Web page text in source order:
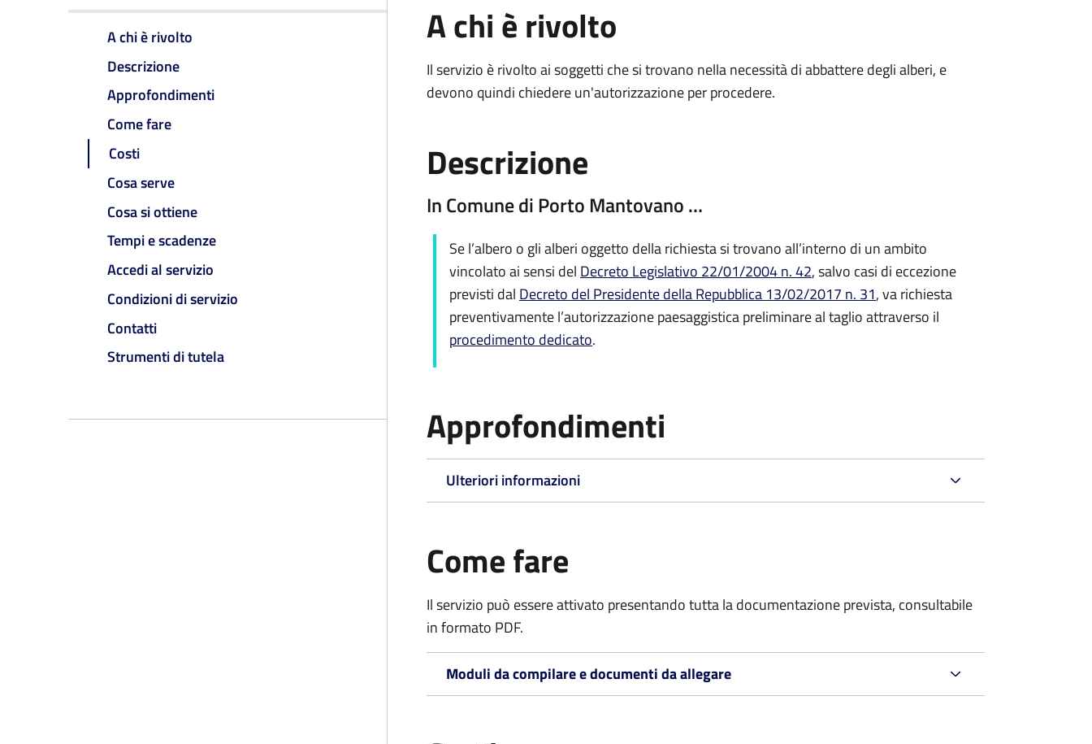
A chi è rivolto
Descrizione
Approfondimenti
Come fare
Costi
Cosa serve
Cosa si ottiene
Tempi e scadenze
Accedi al servizio
Condizioni di servizio
Contatti
Strumenti di tutela
A chi è rivolto
Il servizio è rivolto ai soggetti che si trovano nella necessità di abbattere degli alberi, e
devono quindi chiedere un'autorizzazione per procedere.
Descrizione
In Comune di Porto Mantovano …
Sel’albero o gli alberi oggetto della richiesta si trovano all’interno di un ambito
vincolato ai sensi del Decreto Legislativo 22/01/2004 n. 42, salvo casi di eccezione
previsti dal Decreto del Presidente della Repubblica 13/02/2017 n. 31, va richiesta
preventivamente l’autorizzazione paesaggistica preliminare al taglio attraverso il
procedimento dedicato.
Approfondimenti
Ulteriori informazioni
Come fare
Il servizio può essere attivato presentando tutta la documentazione prevista, consultabile
in formato PDF.
Moduli da compilare e documenti da allegare